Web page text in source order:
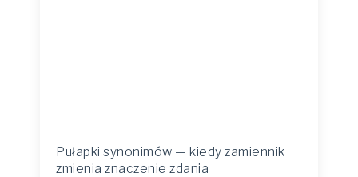
Pułapki synonimów — kiedy zamiennik
zmienia znaczenie zdania